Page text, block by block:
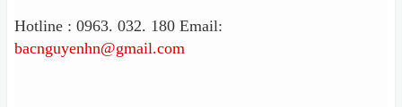
Hotline : 0963. 032. 180 Email:
bacnguyenhn@gmail.com